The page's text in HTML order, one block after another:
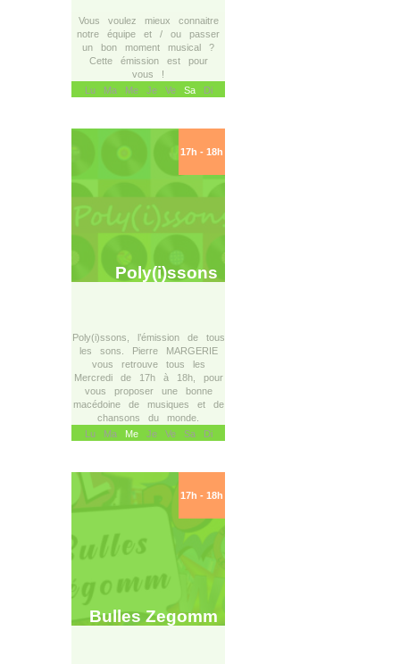
Vous voulez mieux connaitre
notre équipe et / ou passer
un bon moment musical ?
Cette émission est pour
vous !
Lu Ma Me Je Ve SaDi
17h - 18h
Poly(i)ssons
Poly(i)ssons, l’émission de tous
les sons. Pierre MARGERIE
vous retrouve tous les
Mercredi de 17h à 18h, pour
vous proposer une bonne
macédoine de musiques et de
chansons du monde.
Lu Ma
MeJe Ve Sa Di
17h - 18h
Bulles Zegomm